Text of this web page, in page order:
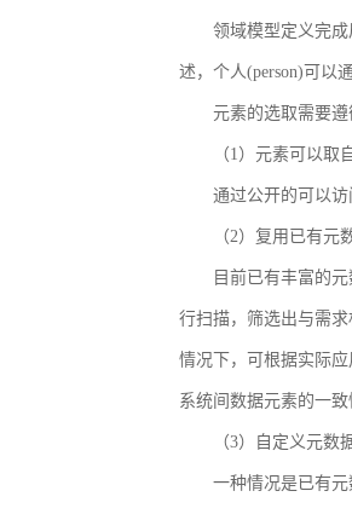
领域模型定义完
述，个人(person)可以
元素的选取需要
（1）元素可以取
通过公开的可以
（2）复用已有元
目前已有丰富的
行扫描，筛选出与需
情况下，可根据实际
系统间数据元素的一致
（3）自定义元数
一种情况是已有